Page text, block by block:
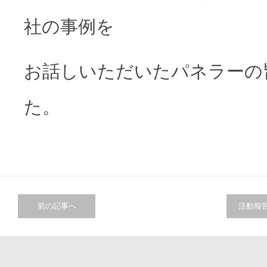
社の事例を
お話しいただいたパネラー
た。
前の記事へ 活動報